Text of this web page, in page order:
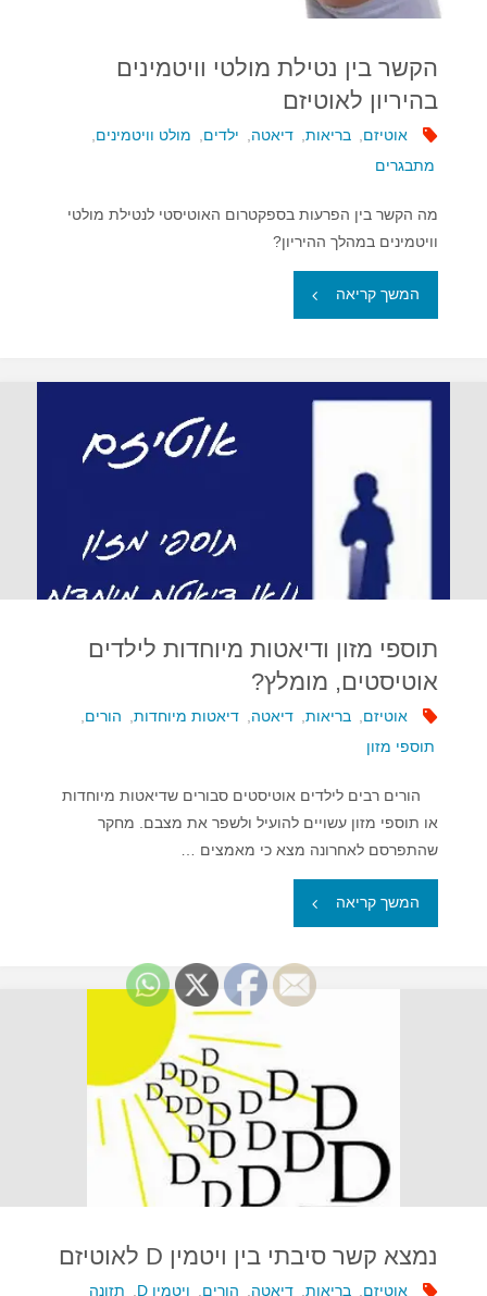
הקשר בין נטילת מולטי וויטמינים
בהיריון לאוטיזם
אוטיזם, בריאות, דיאטה, ילדים, מולט וויטמינים,
מתבגרים
מה הקשר בין הפרעות בספקטרום האוטיסטי לנטילת מולטי
וויטמינים במהלך ההיריון?
המשך קריאה "הקשר
נטילת
תוספי מזון ודיאטות מיוחדות לילדים
אוטיסטים, מומלץ?
אוטיזם בריאות דיאטה דיאטות מיוחדות, הורים
תוספי מזון
הורים רבים לילדים אוטיסטים סבורים שדיאטות מיוחדות
או תוספי מזון עשויים להועיל ולשפר את מצבם. מחקר
שהתפרסם לאחרונה מצא כי מאמצים …
המשך קריאה "תוספי
ודיאטות
לילדים
אוטיסטים,
מומלץ?"
נמצא קשר סיבתי בין ויטמין D לאוטיזם
אוטיזם, בריאות, דיאטה, הורים, ויטמין D , תזונה